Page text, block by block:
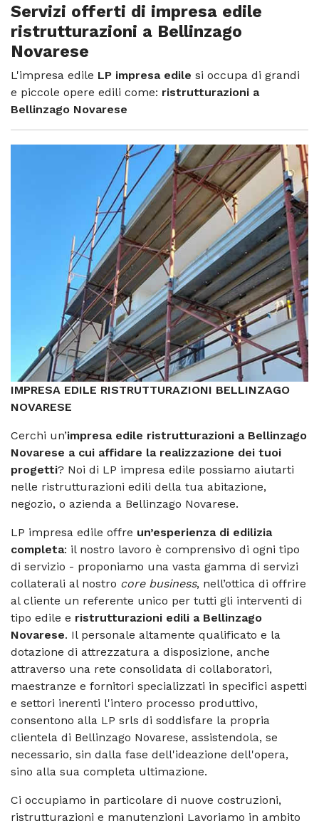
Servizi offerti di impresa edile
ristrutturazioni a Bellinzago
Novarese
L'impresa edile LP impresa edile si occupa di grandi
e piccole opere edili come: ristrutturazioni a
Bellinzago Novarese
IMPRESA EDILE RISTRUTTURAZIONI BELLINZAGO
NOVARESE
Cerchi un’impresa edile ristrutturazioni a Bellinzago
Novarese a cui affidare la realizzazione dei tuoi
progetti? Noi di LP impresa edile possiamo aiutarti
nelle ristrutturazioni edili della tua abitazione,
negozio, o azienda a Bellinzago Novarese.
LP impresa edile offre un’esperienza di edilizia
completa: il nostro lavoro è comprensivo di ogni tipo
di servizio - proponiamo una vasta gamma di servizi
collaterali al nostro core business, nell’ottica di offrire
al cliente un referente unico per tutti gli interventi di
tipo edile e ristrutturazioni edili a Bellinzago
Novarese. Il personale altamente qualificato e la
dotazione di attrezzatura a disposizione, anche
attraverso una rete consolidata di collaboratori,
maestranze e fornitori specializzati in specifici aspetti
e settori inerenti l'intero processo produttivo,
consentono alla LP srls di soddisfare la propria
clientela di Bellinzago Novarese, assistendola, se
necessario, sin dalla fase dell'ideazione dell'opera,
sino alla sua completa ultimazione.
Ci occupiamo in particolare di nuove costruzioni,
ristrutturazioni e manutenzioni Lavoriamo in ambito